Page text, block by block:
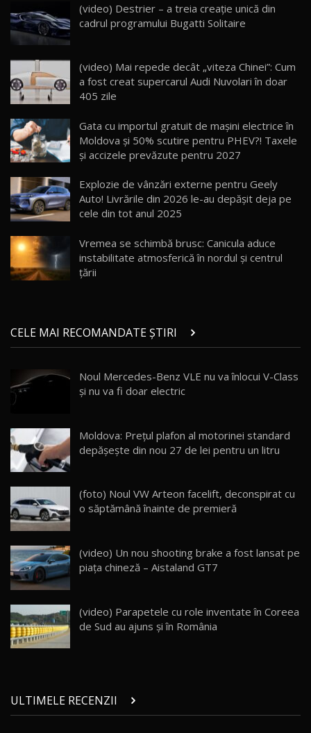
15 14:37
AutoBlogMD
13:10
17 20:06
Va fi modelul nr.1 BYD în Moldova? BYD Seal U
30:08
Noul Geely EX5 EM-i care a cucerit Moldova
AutoBlog.MD
23:36
20
21
AutoBlog.MD
16:59
22
Noua Mazda 6e / Test Drive AutoBlog.MD
26:59
23
Lynk & Co 01 / Test Drive AutoBlog.MD
25:19
24
ZEEKR 009: Cel mai Performant și Confortabil
Van Electric Testat în Moldova / AutoBlog.MD
26:38
25
mai Exclusiv și Puternic Defender Testat în
Moldova
32:21
26
AutoBlog.MD
10:57
28
Noul Geely Monjaro 2025! Mai ieftin și mai
dotat / Test Drive AutoBlog.MD
(video) Destrier – a treia creație unică din
cadrul programului Bugatti Solitaire
(video) Mai repede decât „viteza Chinei”: Cum
a fost creat supercarul Audi Nuvolari în doar
405 zile
Gata cu importul gratuit de mașini electrice în
Moldova și 50% scutire pentru PHEV?! Taxele
și accizele prevăzute pentru 2027
Explozie de vânzări externe pentru Geely
Auto! Livrările din 2026 le-au depășit deja pe
cele din tot anul 2025
Vremea se schimbă brusc: Canicula aduce
instabilitate atmosferică în nordul și centrul
țării
CELE MAI RECOMANDATE ȘTIRI
Noul Mercedes-Benz VLE nu va înlocui V-Class
și nu va fi doar electric
Moldova: Prețul plafon al motorinei standard
depășește din nou 27 de lei pentru un litru
(foto) Noul VW Arteon facelift, deconspirat cu
o săptămână înainte de premieră
(video) Un nou shooting brake a fost lansat pe
piața chineză – Aistaland GT7
(video) Parapetele cu role inventate în Coreea
de Sud au ajuns şi în România
ULTIMELE RECENZII